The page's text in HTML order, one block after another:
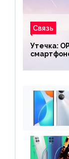
Связь
Утечка: